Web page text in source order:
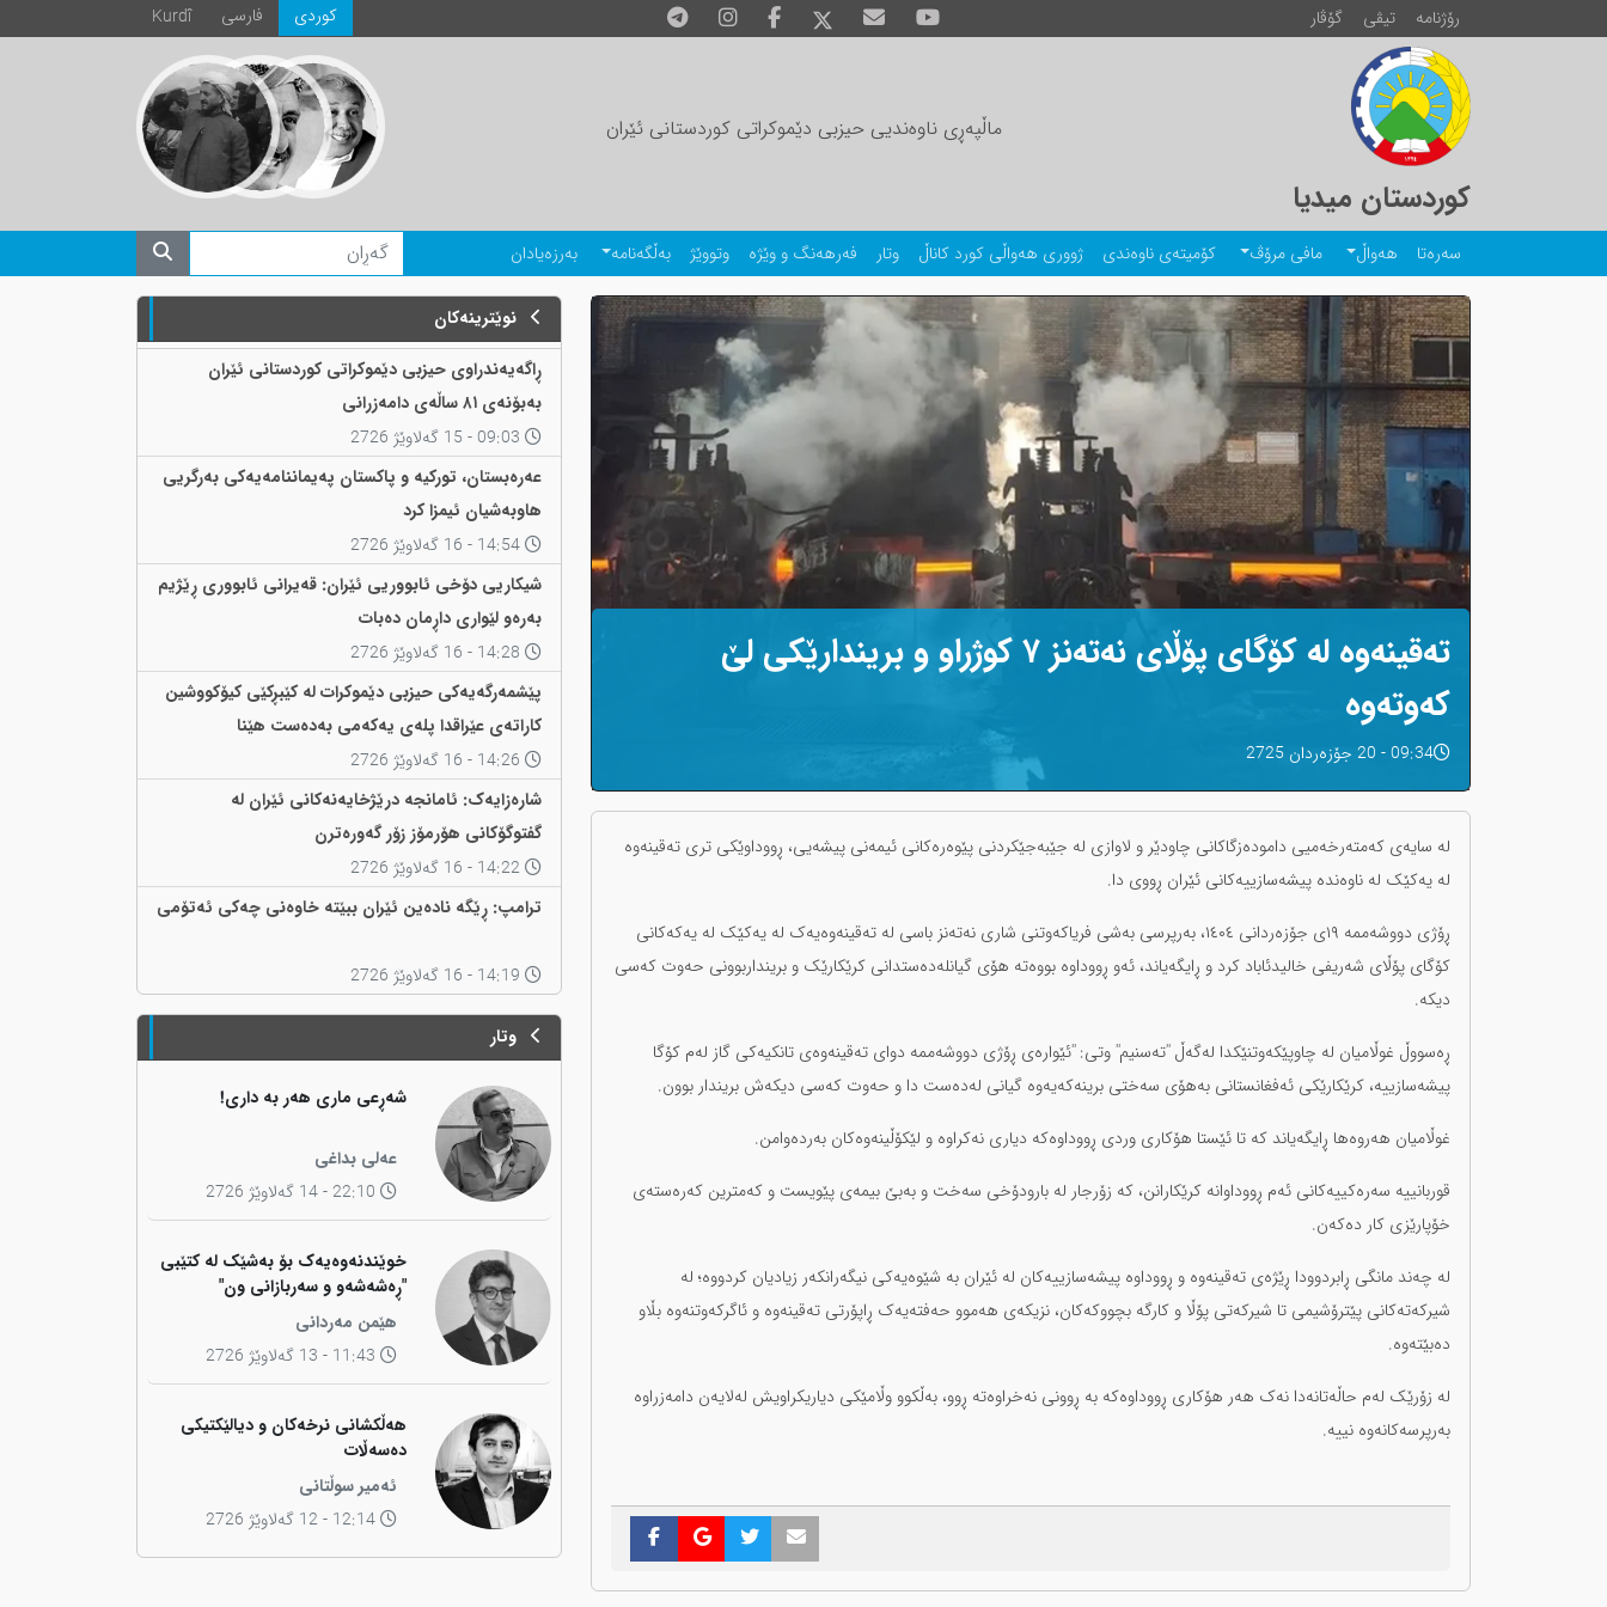
رۆژنامە تیڤی گۆڤار Kurdî فارسی كوردی
کوردستان میدیا
ماڵپەڕی ناوەندیی حیزبی دێموکراتی کوردستانی ئێران
سەرەتا هەواڵ مافی مرۆڤ کۆمیتەی ناوەندی ژووری هەواڵی کورد کاناڵ وتار فەرهەنگ و وێژە وتووێژ بەڵگەنامە بەرزەیادان
تەقینەوە لە کۆگای پۆڵای نەتەنز ٧ کوژراو و بریندارێکی لێ
کەوتەوە
09:34 - 20 جۆزەردان 2725
لە سایەی کەمتەرخەمیی دامودەزگاکانی چاودێر و لاوازی لە جێبەجێکردنی پێوەرەکانی ئیمەنی پیشەیی، ڕووداوێکی تری تەقینەوە
لە یەکێک لە ناوەندە پیشەسازییەکانی ئێران ڕووی دا.
ڕۆژی دووشەممە ١٩ی جۆزەردانی ١٤٠٤، بەرپرسی بەشی فریاکەوتنی شاری نەتەنز باسی لە تەقینەوەیەک لە یەکێک لە یەکەکانی
کۆگای پۆڵای شەریفی خالیدئاباد کرد و ڕایگەیاند، ئەو ڕووداوە بووەتە هۆی گیانلەدەستدانی کرێکارێک و برینداربوونی حەوت کەسی
دیکە.
ڕەسووڵ غوڵامیان لە چاوپێکەوتنێکدا لەگەڵ ''تەسنیم'' وتی: ''ئێوارەی ڕۆژی دووشەممە دوای تەقینەوەی تانکیەکی گاز لەم کۆگا
پیشەسازییە، کرێکارێکی ئەفغانستانی بەهۆی سەختی برینەکەیەوە گیانی لەدەست دا و حەوت کەسی دیکەش بریندار بوون.
غوڵامیان هەروەها ڕایگەیاند کە تا ئێستا هۆکاری وردی ڕووداوەکە دیاری نەکراوە و لێکۆڵینەوەکان بەردەوامن.
قوربانییە سەرەکییەکانی ئەم ڕووداوانە کرێکارانن، کە زۆرجار لە بارودۆخی سەخت و بەبێ بیمەی پێویست و کەمترین کەرەستەی
خۆپارێزی کار دەکەن.
لە چەند مانگی ڕابردوودا ڕێژەی تەقینەوە و ڕووداوە پیشەسازییەکان لە ئێران بە شێوەیەکی نیگەرانکەر زیادیان کردووە؛ لە
شیرکەتەکانی پێترۆشیمی تا شیرکەتی پۆڵا و کارگە بچووکەکان، نزیکەی هەموو حەفتەیەک ڕاپۆرتی تەقینەوە و ئاگرکەوتنەوە بڵاو
دەبێتەوە.
لە زۆرێک لەم حاڵەتانەدا نەک هەر هۆکاری ڕووداوەکە بە ڕوونی نەخراوەتە ڕوو، بەڵکوو وڵامێکی دیاریکراویش لەلایەن دامەزراوە
بەرپرسەکانەوە نییە.
نوێترینەکان
ڕاگەیەندراوی حیزبی دێموکراتی کوردستانی ئێران
بەبۆنەی ٨١ ساڵەی دامەزرانی
عەرەبستان، تورکیە و پاکستان پەیماننامەیەکی بەرگریی
هاوبەشیان ئیمزا کرد
شیکاریی دۆخی ئابووریی ئێران: قەیرانی ئابووری ڕێژیم
بەرەو لێواری داڕمان دەبات
پێشمەرگەیەکی حیزبی دێموکرات لە کێبڕکێی کیۆکووشین
کاراتەی عێراقدا پلەی یەکەمی بەدەست هێنا
شارەزایەک: ئامانجە درێژخایەنەکانی ئێران لە
گفتوگۆکانی هۆرمۆز زۆر گەورەترن
ترامپ: ڕێگە نادەین ئێران ببێتە خاوەنی چەکی ئەتۆمی
وتار
شەڕعی ماری هەر بە داری!
عەلی بداغی
22:10 - 14 گەلاوێژ 2726
خوێندنەوەیەک بۆ بەشێک لە کتێبی
"ڕەشەشەو و سەربازانی ون"
هێمن مەردانی
11:43 - 13 گەلاوێژ 2726
هەڵکشانی نرخەکان و دیالێکتیکی
دەسەڵات
ئەمیر سوڵتانی
12:14 - 12 گەلاوێژ 2726